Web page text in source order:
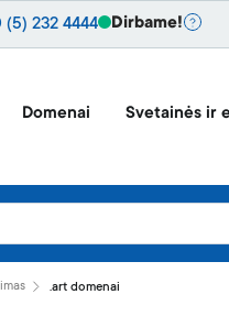
(5) 232 4444 Dirbame!
Domenai Svetainės ir
.art domenai